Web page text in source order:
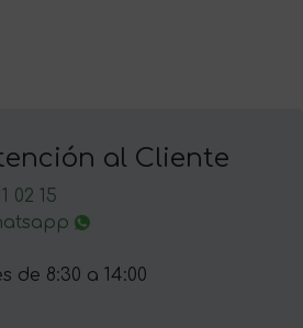
al Cliente
02 15
de 8:30 a 14:00